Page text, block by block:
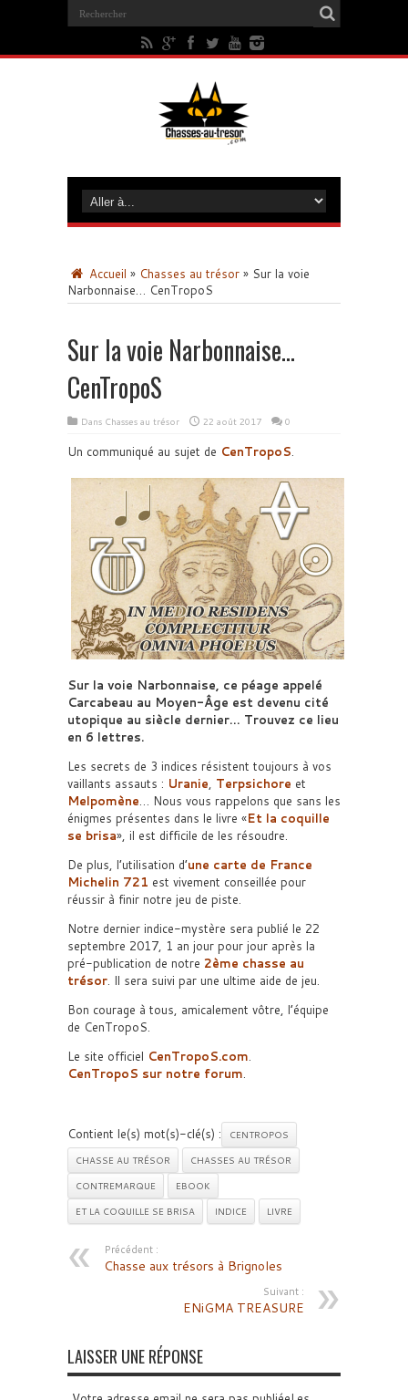
Accueil » Chasses au trésor » Sur la voie
Narbonnaise… CenTropoS
Sur la voie Narbonnaise…
CenTropoS
Dans Chasses au trésor 22 août 2017 0
Un communiqué au sujet de CenTropoS.
Sur la voie Narbonnaise, ce péage appelé
Carcabeau au Moyen-Âge est devenu cité
utopique au siècle dernier… Trouvez ce lieu
en 6 lettres.
Les secrets de 3 indices résistent toujours à vos
vaillants assauts : Uranie, Terpsichore et
Melpomène… Nous vous rappelons que sans les
énigmes présentes dans le livre «Et la coquille
se brisa», il est difficile de les résoudre.
De plus, l’utilisation d’une carte de France
Michelin 721 est vivement conseillée pour
réussir à finir notre jeu de piste.
Notre dernier indice-mystère sera publié le 22
septembre 2017, 1 an jour pour jour après la
pré-publication de notre 2ème chasse au
trésor. Il sera suivi par une ultime aide de jeu.
Bon courage à tous, amicalement vôtre, l’équipe
de CenTropoS.
Le site officiel CenTropoS.com.
CenTropoS sur notre forum.
Contient le(s) mot(s)-clé(s) :
CENTROPOS
CHASSE AU TRÉSOR
CHASSES AU TRÉSOR
CONTREMARQUE
EBOOK
ET LA COQUILLE SE BRISA
INDICE LIVRE
Précédent :
Chasse aux trésors à Brignoles
Suivant :
ENiGMA TREASURE
LAISSER UNE RÉPONSE